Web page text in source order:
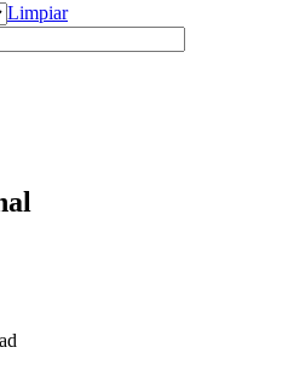
Limpiar